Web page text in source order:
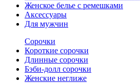
Женское белье с ремешками
Аксессуары
Для мужчин
Сорочки
Короткие сорочки
Длинные сорочки
Бэби-долл сорочки
Женские неглиже